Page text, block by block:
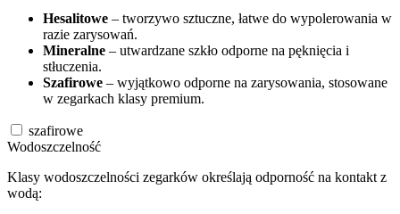
Hesalitowe – tworzywo sztuczne, łatwe do wypolerowania w
razie zarysowań.
Mineralne – utwardzane szkło odporne na pęknięcia i
stłuczenia.
Szafirowe – wyjątkowo odporne na zarysowania, stosowane
w zegarkach klasy premium.
szafirowe
Wodoszczelność
Klasy wodoszczelności zegarków określają odporność na kontakt z
wodą: